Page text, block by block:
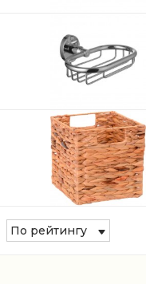
По рейтингу